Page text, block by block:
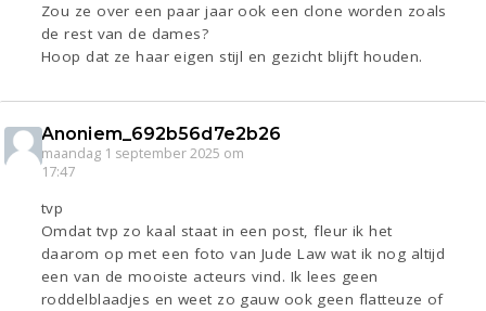
Zou ze over een paar jaar ook een clone worden zoals
de rest van de dames?
Hoop dat ze haar eigen stijl en gezicht blijft houden.
Anoniem_692b56d7e2b26
maandag 1 september 2025 om
17:47
tvp
Omdat tvp zo kaal staat in een post, fleur ik het
daarom op met een foto van Jude Law wat ik nog altijd
een van de mooiste acteurs vind. Ik lees geen
roddelblaadjes en weet zo gauw ook geen flatteuze of